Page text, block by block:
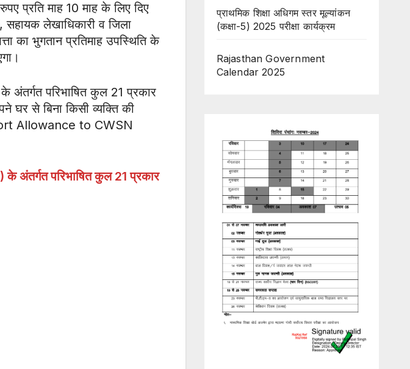
प्रति माह 10 माह के लिए दिए
सहायक लेखाधिकारी व जिला
का भुगतान प्रतिमाह उपस्थिति के
परिभाषित कुल 21 प्रकार
घर से बिना किसी व्यक्ति की
Allowance to CWSN
परिभाषित कुल 21 प्रकार
प्राथमिक शिक्षा अधिगम स्तर मूल्यांकन
(कक्षा-5) 2025 परीक्षा कार्यक्रम
Rajasthan Government
Calendar 2025